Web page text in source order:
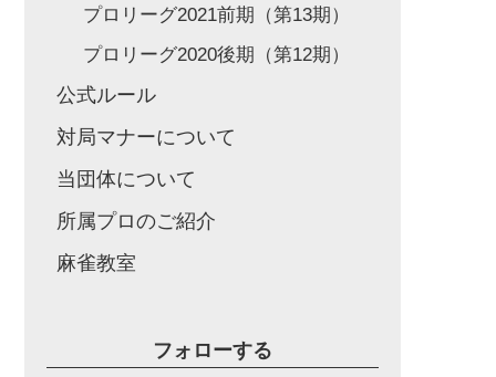
プロリーグ2021前期（第13期）
プロリーグ2020後期（第12期）
公式ルール
対局マナーについて
当団体について
所属プロのご紹介
麻雀教室
フォローする